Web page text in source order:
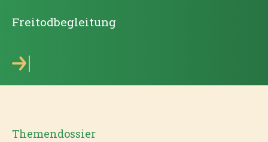
Freitodbegleitung
Themendossier